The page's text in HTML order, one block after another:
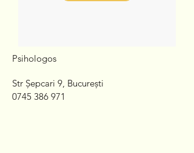
Psihologos
Str Șepcari 9, București
0745 386 971